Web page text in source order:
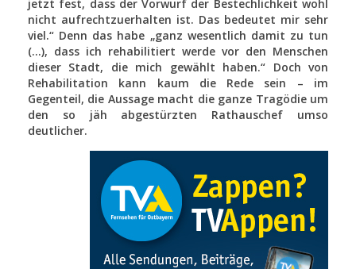
jetzt fest, dass der Vorwurf der Bestechlichkeit wohl
nicht aufrechtzuerhalten ist. Das bedeutet mir sehr
viel.“ Denn das habe „ganz wesentlich damit zu tun
(...), dass ich rehabilitiert werde vor den Menschen
dieser Stadt, die mich gewählt haben.“ Doch von
Rehabilitation kann kaum die Rede sein – im
Gegenteil, die Aussage macht die ganze Tragödie um
den so jäh abgestürzten Rathauschef umso
deutlicher.